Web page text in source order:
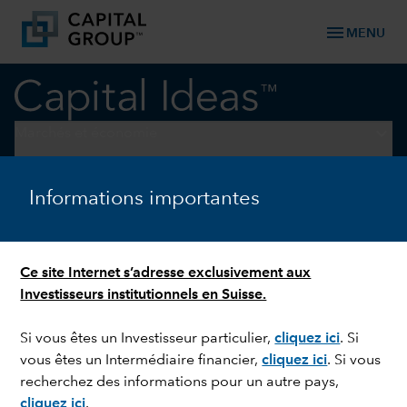
Informations importantes
Ce site Internet s’adresse exclusivement aux
Investisseurs institutionnels en Suisse.
Si vous êtes un Investisseur particulier,cliquez ici. Si
vous êtes un Intermédiaire financier,cliquez ici. Si vous
recherchez des informations pour un autre pays,
cliquez ici.
menu MENU
RELATIONS INTERNATIONALES
Guerre en Iran : quelles
retombées à long terme ?